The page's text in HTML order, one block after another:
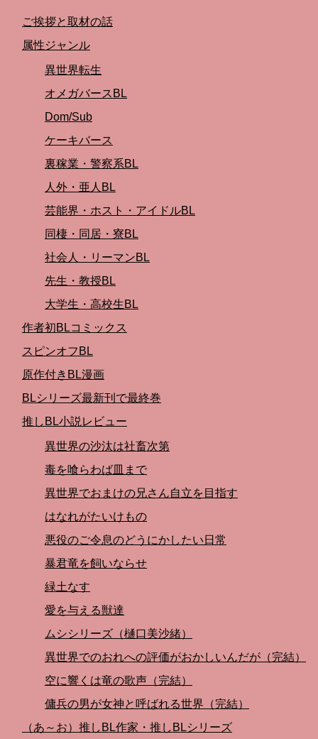
ご挨拶と取材の話
属性ジャンル
異世界転生
オメガバースBL
Dom/Sub
ケーキバース
裏稼業・警察系BL
人外・亜人BL
芸能界・ホスト・アイドルBL
同棲・同居・寮BL
社会人・リーマンBL
先生・教授BL
大学生・高校生BL
作者初BLコミックス
スピンオフBL
原作付きBL漫画
BLシリーズ最新刊で最終巻
推しBL小説レビュー
異世界の沙汰は社畜次第
毒を喰らわば皿まで
異世界でおまけの兄さん自立を目指す
はなれがたいけもの
悪役のご令息のどうにかしたい日常
暴君竜を飼いならせ
緑土なす
愛を与える獣達
ムシシリーズ（樋口美沙緒）
異世界でのおれへの評価がおかしいんだが（完結）
空に響くは竜の歌声（完結）
傭兵の男が女神と呼ばれる世界（完結）
（あ～お）推しBL作家・推しBLシリーズ